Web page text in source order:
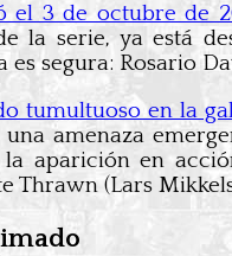
el 3 de octubre de
serie, ya está
segura: Rosario
en la
amenaza
aparición en
(Lars